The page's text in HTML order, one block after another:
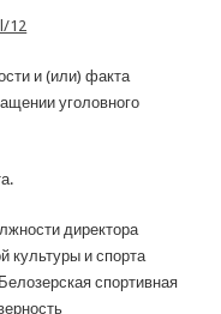
12
и (или) факта
уголовного
директора
культуры и спорта
спортивная